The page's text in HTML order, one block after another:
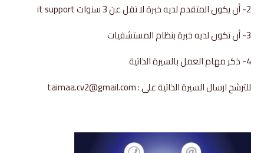
2- أن يكون المتقدم لديه خبرة لا تقل عن 3 سنوات it support
3- أن تكون لديه خبرة بنظام المستشفيات
4- ذكر مهام العمل بالسيرة الذاتية
للترشح ارسال السيرة الذاتية على : taimaa.cv2@gmail.com